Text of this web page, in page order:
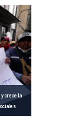
crece la